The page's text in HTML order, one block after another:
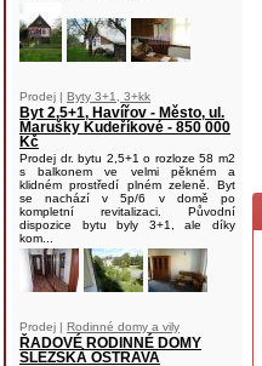
Prodej | Byty 3+1, 3+kk
Byt 2,5+1, Havířov - Město, ul.
Marušky Kudeříkové - 850 000
Kč
Prodej dr. bytu 2,5+1 o rozloze 58 m2
s balkonem ve velmi pěkném a
klidném prostředí plném zeleně. Byt
se nachází v 5p/6 v domě po
kompletní revitalizaci. Původní
dispozice bytu byly 3+1, ale díky
kom...
Prodej | Rodinné domy a vily
ŘADOVÉ RODINNÉ DOMY
SLEZSKÁ OSTRAVA